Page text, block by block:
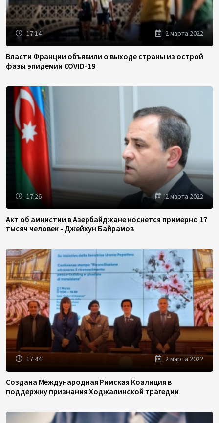
17:14 2 марта 2022
Власти Франции объявили о выходе страны из острой
фазы эпидемии COVID-19
17:26 2 марта 2022
Акт об амнистии в Азербайджане коснется примерно 17
тысяч человек - Джейхун Байрамов
17:44 2 марта 2022
Создана Международная Римская Коалиция в
поддержку признания Ходжалинской трагедии